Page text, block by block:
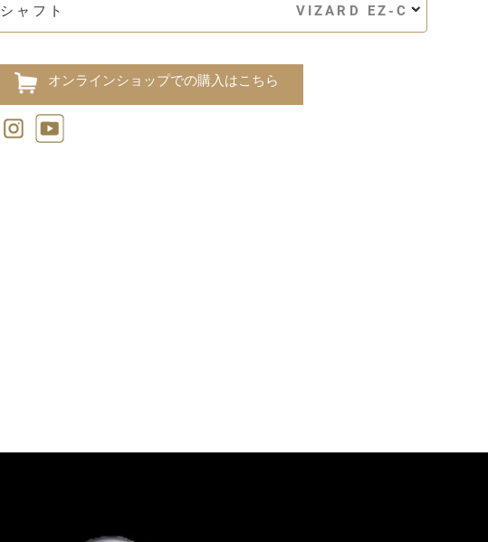
シャフト VIZARD EZ-C
オンラインショップでの購入はこちら